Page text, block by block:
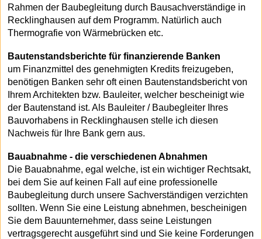
Rahmen der Baubegleitung durch Bausachverständige in
Recklinghausen auf dem Programm. Natürlich auch
Thermografie von Wärmebrücken etc.
Bautenstandsberichte für finanzierende Banken
um Finanzmittel des genehmigten Kredits freizugeben,
benötigen Banken sehr oft einen Bautenstandsbericht von
Ihrem Architekten bzw. Bauleiter, welcher bescheinigt wie
der Bautenstand ist. Als Bauleiter / Baubegleiter Ihres
Bauvorhabens in Recklinghausen stelle ich diesen
Nachweis für Ihre Bank gern aus.
Bauabnahme - die verschiedenen Abnahmen
Die Bauabnahme, egal welche, ist ein wichtiger Rechtsakt,
bei dem Sie auf keinen Fall auf eine professionelle
Baubegleitung durch unsere Sachverständigen verzichten
sollten. Wenn Sie eine Leistung abnehmen, bescheinigen
Sie dem Bauunternehmer, dass seine Leistungen
vertragsgerecht ausgeführt sind und Sie keine Forderungen